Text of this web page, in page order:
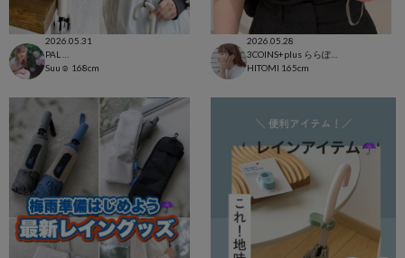
2026.05.31
Suu☺︎ 168cm
2026.05.28
3COINS+plus ららぽーと和泉店
HITOMI 165cm